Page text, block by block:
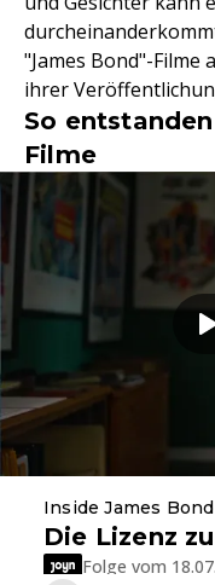
"James Bond"-Filme
ihrer
So
Filme
Inside James Bond
Die Lizenz
Folge vom